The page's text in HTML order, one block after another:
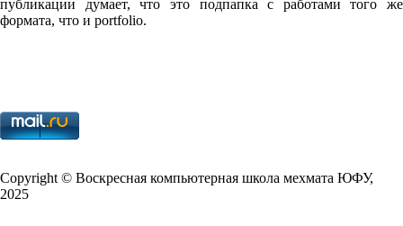
публикации думает, что это подпапка с работами того же
формата, что и port­fo­lio.
Copy­right © Воскресная компьютерная школа мехмата ЮФУ,
2025